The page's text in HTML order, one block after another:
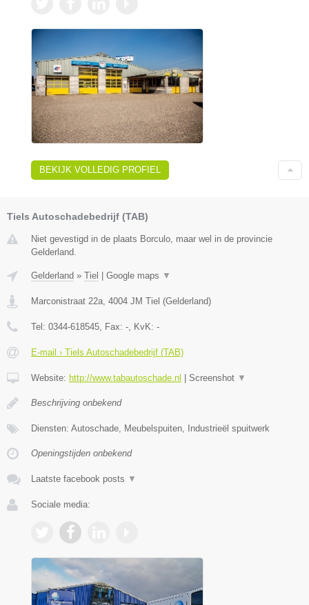
BEKIJK VOLLEDIG PROFIEL
Tiels Autoschadebedrijf (TAB)
Niet gevestigd in de plaats Borculo, maar wel in de provincie
Gelderland.
Gelderland » Tiel | Google maps ▼
Marconistraat 22a 4004 JM Tiel (Gelderland)
Tel: 0344-618545 , Fax: - , KvK: -
E-mail › Tiels Autoschadebedrijf (TAB)
Website: http://www.tabautoschade.nl | Screenshot ▼
Beschrijving onbekend
Diensten: Autoschade, Meubelspuiten, Industrieël spuitwerk
Openingstijden onbekend
Laatste facebook posts ▼
Sociale media: